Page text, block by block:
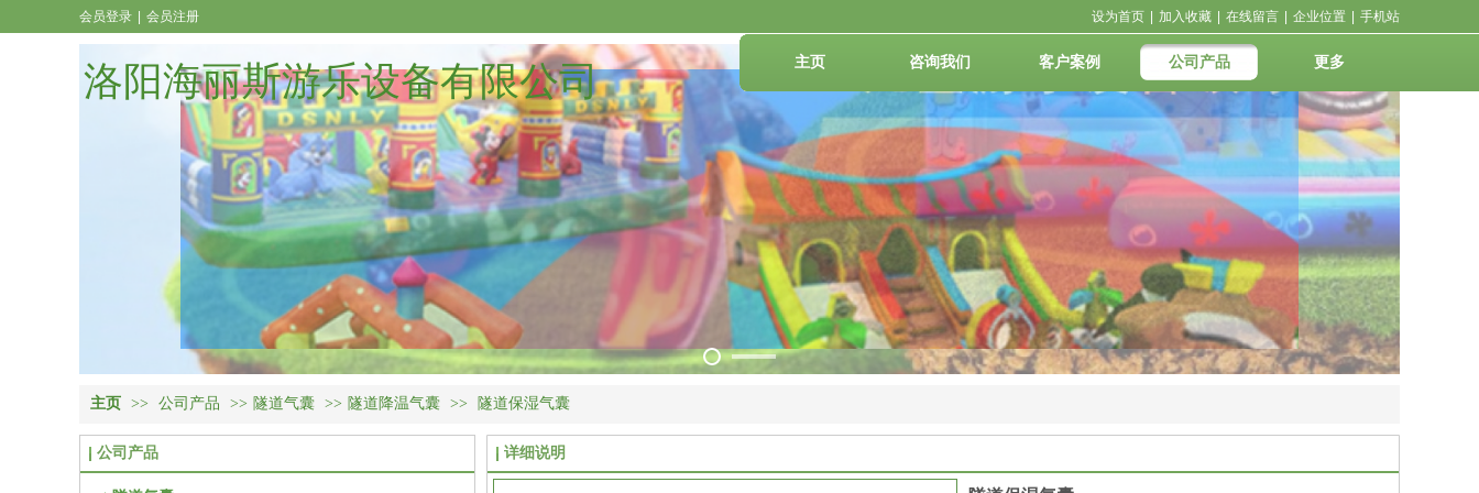
洛阳海丽斯游乐设备有限公司 主页 咨询我们 客户案例 公司产品 更多
会员登录 会员注册 设为首页 加入收藏 在线留言 企业位置 手机站
主页 >> 公司产品 >> 隧道气囊 >> 隧道降温气囊 >> 隧道保湿气囊
公司产品 详细说明